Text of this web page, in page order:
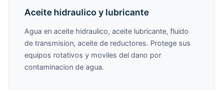
Aceite hidraulico y lubricante
Agua en aceite hidraulico, aceite lubricante, fluido
de transmision, aceite de reductores. Protege sus
equipos rotativos y moviles del dano por
contaminacion de agua.